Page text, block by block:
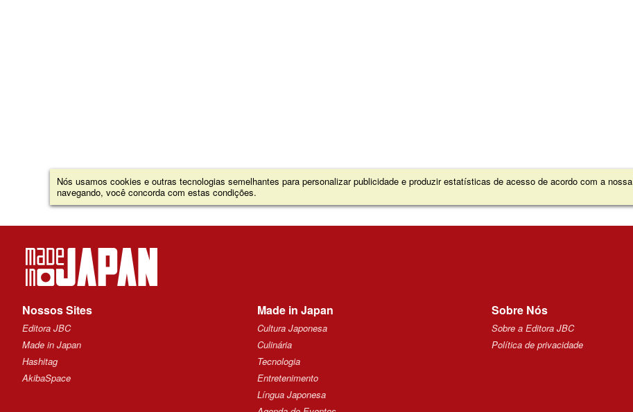
Nós usamos cookies e outras tecnologias semelhantes para personalizar publicidade e produzir estatísticas de acesso de acordo com a nossa
navegando, você concorda com estas condições.
Nossos Sites
Editora JBC
Made in Japan
Hashitag
AkibaSpace
Made in Japan
Cultura Japonesa
Culinária
Tecnologia
Entretenimento
Língua Japonesa
Sobre Nós
Sobre a Editora JBC
Política de privacidade